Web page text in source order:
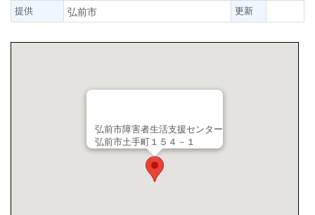
提供
弘前市 更新
弘前市障害者生活支援センター
弘前市土手町１５４－１